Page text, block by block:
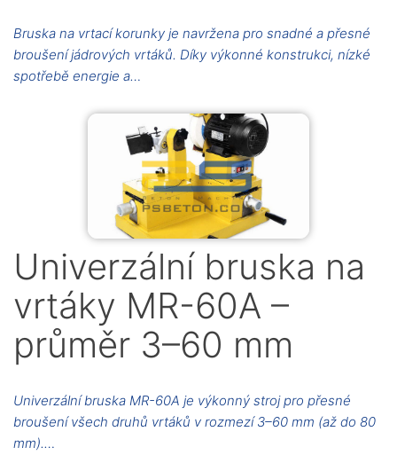
Bruska na vrtací korunky je navržena pro snadné a přesné
broušení jádrových vrtáků. Díky výkonné konstrukci, nízké
spotřebě energie a…
Univerzální bruska na
vrtáky MR-60A –
průměr 3–60 mm
Univerzální bruska MR-60A je výkonný stroj pro přesné
broušení všech druhů vrtáků v rozmezí 3–60 mm (až do 80
mm).…